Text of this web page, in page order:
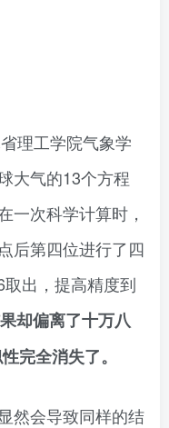
理工学院气象学
大气的13个方程
一次科学计算时，
后第四位进行了四
出，提高精度到
却偏离了十万八
完全消失了。
然会导致同样的结